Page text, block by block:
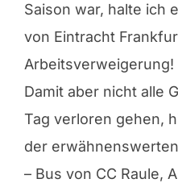
Saison war, halte ich
von Eintracht
Arbeitsverweigerung!
Damit aber nicht alle
Tag verloren gehen,
der
– Bus von CC Raule,